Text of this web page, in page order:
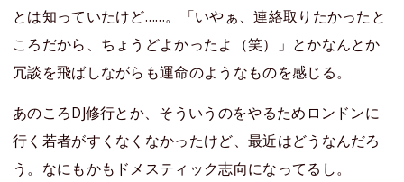
とは知っていたけど……。「いやぁ、連絡取りたかったと
ころだから、ちょうどよかったよ（笑）」とかなんとか
冗談を飛ばしながらも運命のようなものを感じる。
あのころDJ修行とか、そういうのをやるためロンドンに
行く若者がすくなくなかったけど、最近はどうなんだろ
う。なにもかもドメスティック志向になってるし。